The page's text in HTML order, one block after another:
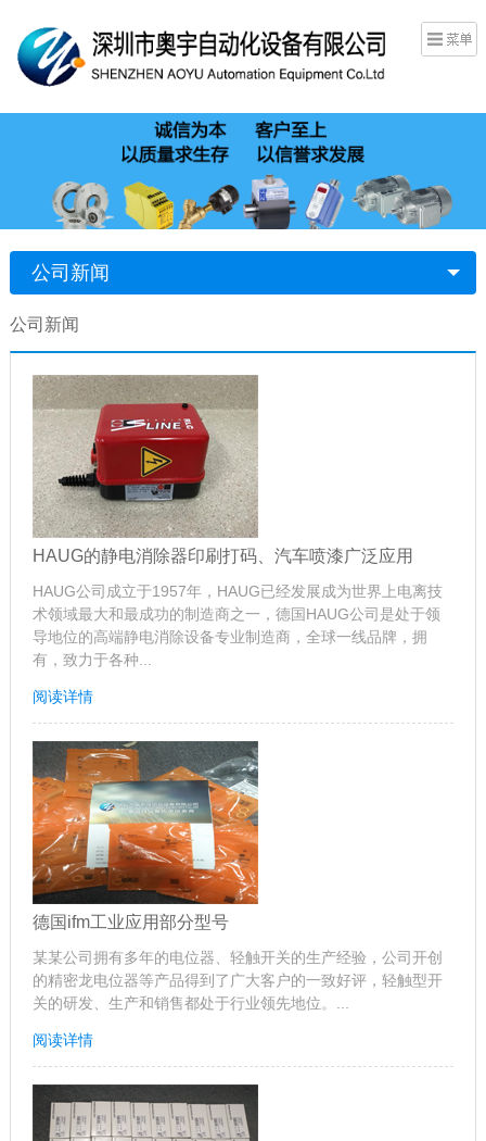
公司新闻
公司新闻
HAUG的静电消除器印刷打码、汽车喷漆广泛应用
HAUG公司成立于1957年，HAUG已经发展成为世界上电离技
术领域最大和最成功的制造商之一，德国HAUG公司是处于领
导地位的高端静电消除设备专业制造商，全球一线品牌，拥
有，致力于各种...
阅读详情
德国ifm工业应用部分型号
某某公司拥有多年的电位器、轻触开关的生产经验，公司开创
的精密龙电位器等产品得到了广大客户的一致好评，轻触型开
关的研发、生产和销售都处于行业领先地位。...
阅读详情